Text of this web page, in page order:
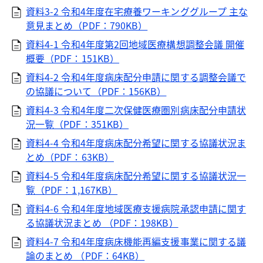
資料3-2 令和4年度在宅療養ワーキンググループ 主な
意見まとめ（PDF：790KB）
資料4-1 令和4年度第2回地域医療構想調整会議 開催
概要（PDF：151KB）
資料4-2 令和4年度病床配分申請に関する調整会議で
の協議について（PDF：156KB）
資料4-3 令和4年度二次保健医療圏別病床配分申請状
況一覧（PDF：351KB）
資料4-4 令和4年度病床配分希望に関する協議状況ま
とめ（PDF：63KB）
資料4-5 令和4年度病床配分希望に関する協議状況一
覧（PDF：1,167KB）
資料4-6 令和4年度地域医療支援病院承認申請に関す
る協議状況まとめ （PDF：198KB）
資料4-7 令和4年度病床機能再編支援事業に関する議
論のまとめ （PDF：64KB）